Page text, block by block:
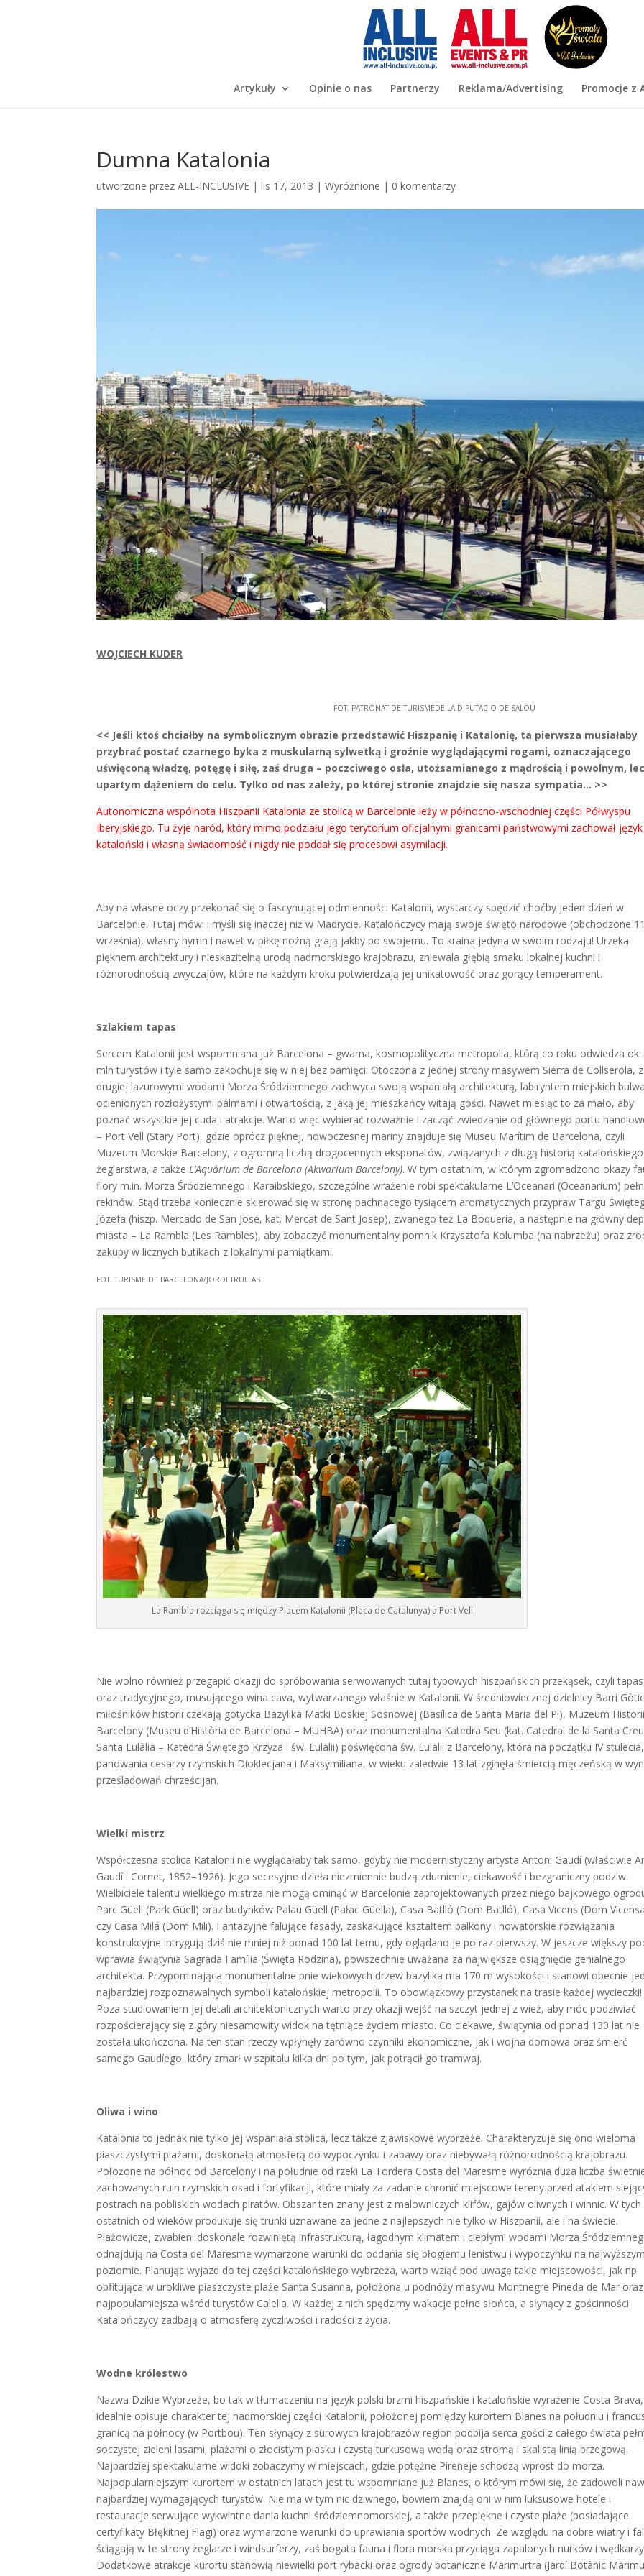
Artykuły Opinie o nas Partnerzy Reklama/Advertising Promocje z
Dumna Katalonia
utworzone przezALL-INCLUSIVE |lis 17, 2013 |Wyróżnione | 0 komentarzy
WOJCIECH KUDER
FOT. PATRONAT DE TURISMEDE LA DIPUTACIO DE SALOU
<< Jeśli ktoś chciałby na symbolicznym obrazie przedstawić Hiszpanię i Katalonię, ta pierwsza musiałaby
przybrać postać czarnego byka z muskularną sylwetką i groźnie wyglądającymi rogami, oznaczającego
uświęconą władzę, potęgę i siłę, zaś druga – poczciwego osła, utożsamianego z mądrością i powolnym,
upartym dążeniem do celu. Tylko od nas zależy, po której stronie znajdzie się nasza sympatia… >>
Autonomiczna wspólnota Hiszpanii Katalonia ze stolicą w Barcelonie leży w północno-wschodniej części Półwyspu
Iberyjskiego. Tu żyje naród, który mimo podziału jego terytorium oficjalnymi granicami państwowymi zachował język
kataloński i własną świadomość i nigdy nie poddał się procesowi asymilacji.
Aby na własne oczy przekonać się o fascynującej odmienności Katalonii, wystarczy spędzić choćby jeden dzień w
Barcelonie. Tutaj mówi i myśli się inaczej niż w Madrycie. Katalończycy mają swoje święto narodowe (obchodzone
września), własny hymn i nawet w piłkę nożną grają jakby po swojemu. To kraina jedyna w swoim rodzaju! Urzeka
pięknem architektury i nieskazitelną urodą nadmorskiego krajobrazu, zniewala głębią smaku lokalnej kuchni i
różnorodnością zwyczajów, które na każdym kroku potwierdzają jej unikatowość oraz gorący temperament.
Szlakiem tapas
Sercem Katalonii jest wspomniana już Barcelona – gwarna, kosmopolityczna metropolia, którą co roku odwiedza ok.
mln turystów i tyle samo zakochuje się w niej bez pamięci. Otoczona z jednej strony masywem Sierra de Collserola, z
drugiej lazurowymi wodami Morza Śródziemnego zachwyca swoją wspaniałą architekturą, labiryntem miejskich
ocienionych rozłożystymi palmami i otwartością, z jaką jej mieszkańcy witają gości. Nawet miesiąc to za mało, aby
poznać wszystkie jej cuda i atrakcje. Warto więc wybierać rozważnie i zacząć zwiedzanie od głównego portu
– Port Vell (Stary Port), gdzie oprócz pięknej, nowoczesnej mariny znajduje się Museu Marítim de Barcelona, czyli
Muzeum Morskie Barcelony, z ogromną liczbą drogocennych eksponatów, związanych z długą historią katalońskiego
żeglarstwa, a takżeL’Aquàrium de Barcelona (Akwarium Barcelony). W tym ostatnim, w którym zgromadzono okazy
flory m.in. Morza Śródziemnego i Karaibskiego, szczególne wrażenie robi spektakularne L’Oceanari (Oceanarium)
rekinów. Stąd trzeba koniecznie skierować się w stronę pachnącego tysiącem aromatycznych przypraw Targu
Józefa (hiszp. Mercado de San José, kat. Mercat de Sant Josep), zwanego też La Boquería, a następnie na główny
miasta – La Rambla (Les Rambles), aby zobaczyć monumentalny pomnik Krzysztofa Kolumba (na nabrzeżu) oraz
zakupy w licznych butikach z lokalnymi pamiątkami.
FOT. TURISME DE BARCELONA/JORDI TRULLAS
La Rambla rozciąga się między Placem Katalonii (Placa de Catalunya) a Port Vell
Nie wolno również przegapić okazji do spróbowania serwowanych tutaj typowych hiszpańskich przekąsek, czyli
oraz tradycyjnego, musującego wina cava, wytwarzanego właśnie w Katalonii. W średniowiecznej dzielnicy Barri
miłośników historii czekają gotycka Bazylika Matki Boskiej Sosnowej (Basílica de Santa Maria del Pi), Muzeum
Barcelony (Museu d’Història de Barcelona – MUHBA) oraz monumentalna Katedra Seu (kat. Catedral de la Santa
Santa Eulàlia – Katedra Świętego Krzyża i św. Eulalii) poświęcona św. Eulalii z Barcelony, która na początku IV
panowania cesarzy rzymskich Dioklecjana i Maksymiliana, w wieku zaledwie 13 lat zginęła śmiercią męczeńską w
prześladowań chrześcijan.
Wielki mistrz
Współczesna stolica Katalonii nie wyglądałaby tak samo, gdyby nie modernistyczny artysta Antoni Gaudí (właściwie
Gaudí i Cornet, 1852–1926). Jego secesyjne dzieła niezmiennie budzą zdumienie, ciekawość i bezgraniczny podziw.
Wielbiciele talentu wielkiego mistrza nie mogą ominąć w Barcelonie zaprojektowanych przez niego bajkowego
Parc Güell (Park Güell) oraz budynków Palau Güell (Pałac Güella), Casa Batlló (Dom Batlló), Casa Vicens (Dom
czy Casa Milá (Dom Mili). Fantazyjne falujące fasady, zaskakujące kształtem balkony i nowatorskie rozwiązania
konstrukcyjne intrygują dziś nie mniej niż ponad 100 lat temu, gdy oglądano je po raz pierwszy. W jeszcze większy
wprawia świątynia Sagrada Família (Święta Rodzina), powszechnie uważana za największe osiągnięcie genialnego
architekta. Przypominająca monumentalne pnie wiekowych drzew bazylika ma 170 m wysokości i stanowi obecnie
najbardziej rozpoznawalnych symboli katalońskiej metropolii. To obowiązkowy przystanek na trasie każdej wycieczki!
Poza studiowaniem jej detali architektonicznych warto przy okazji wejść na szczyt jednej z wież, aby móc podziwiać
rozpościerający się z góry niesamowity widok na tętniące życiem miasto. Co ciekawe, świątynia od ponad 130 lat nie
została ukończona. Na ten stan rzeczy wpłynęły zarówno czynniki ekonomiczne, jak i wojna domowa oraz śmierć
samego Gaudíego, który zmarł w szpitalu kilka dni po tym, jak potrącił go tramwaj.
Oliwa i wino
Katalonia to jednak nie tylko jej wspaniała stolica, lecz także zjawiskowe wybrzeże. Charakteryzuje się ono wieloma
piaszczystymi plażami, doskonałą atmosferą do wypoczynku i zabawy oraz niebywałą różnorodnością krajobrazu.
Położone na północ od Barcelony i na południe od rzeki La Tordera Costa del Maresme wyróżnia duża liczba
zachowanych ruin rzymskich osad i fortyfikacji, które miały za zadanie chronić miejscowe tereny przed atakiem
postrach na pobliskich wodach piratów. Obszar ten znany jest z malowniczych klifów, gajów oliwnych i winnic. W tych
ostatnich od wieków produkuje się trunki uznawane za jedne z najlepszych nie tylko w Hiszpanii, ale i na świecie.
Plażowicze, zwabieni doskonale rozwiniętą infrastrukturą, łagodnym klimatem i ciepłymi wodami Morza
odnajdują na Costa del Maresme wymarzone warunki do oddania się błogiemu lenistwu i wypoczynku na
poziomie. Planując wyjazd do tej części katalońskiego wybrzeża, warto wziąć pod uwagę takie miejscowości, jak np.
obfitująca w urokliwe piaszczyste plaże Santa Susanna, położona u podnóży masywu Montnegre Pineda de Mar oraz
najpopularniejsza wśród turystów Calella. W każdej z nich spędzimy wakacje pełne słońca, a słynący z gościnności
Katalończycy zadbają o atmosferę życzliwości i radości z życia.
Wodne królestwo
Nazwa Dzikie Wybrzeże, bo tak w tłumaczeniu na język polski brzmi hiszpańskie i katalońskie wyrażenie Costa Brava,
idealnie opisuje charakter tej nadmorskiej części Katalonii, położonej pomiędzy kurortem Blanes na południu i
granicą na północy (w Portbou). Ten słynący z surowych krajobrazów region podbija serca gości z całego świata
soczystej zieleni lasami, plażami o złocistym piasku i czystą turkusową wodą oraz stromą i skalistą linią brzegową.
Najbardziej spektakularne widoki zobaczymy w miejscach, gdzie potężne Pireneje schodzą wprost do morza.
Najpopularniejszym kurortem w ostatnich latach jest tu wspomniane już Blanes, o którym mówi się, że zadowoli
najbardziej wymagających turystów. Nie ma w tym nic dziwnego, bowiem znajdą oni w nim luksusowe hotele i
restauracje serwujące wykwintne dania kuchni śródziemnomorskiej, a także przepiękne i czyste plaże (posiadające
certyfikaty Błękitnej Flagi) oraz wymarzone warunki do uprawiania sportów wodnych. Ze względu na dobre wiatry i
ściągają w te strony żeglarze i windsurferzy, zaś bogata fauna i flora morska przyciąga zapalonych nurków i
Dodatkowe atrakcje kurortu stanowią niewielki port rybacki oraz ogrody botaniczne Marimurtra (Jardí Botànic